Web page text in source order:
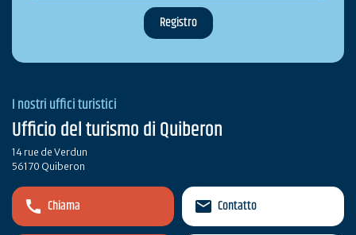
I nostri uffici turistici
Ufficio del turismo di Quiberon
14 rue de Verdun
56170 Quiberon
Chiama Contatto